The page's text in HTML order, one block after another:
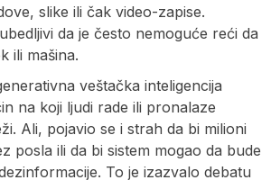
slike ili čak video-zapise.
da je često nemoguće reći da
ili mašina.
veštačka inteligencija
na koji ljudi rade ili pronalaze
Ali, pojavio se i strah da bi milioni
posla ili da bi sistem mogao da bude
To je izazvalo debatu